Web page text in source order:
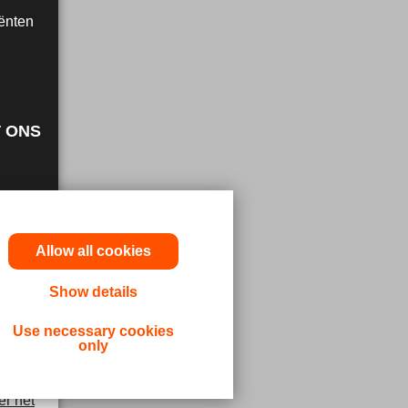
Allow all cookies
Show details
Use necessary cookies
only
ONS
het